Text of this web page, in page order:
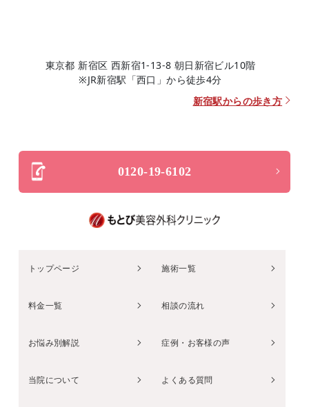
東京都 新宿区 西新宿1-13-8 朝日新宿ビル10階
※JR新宿駅「西口」から徒歩4分
新宿駅からの歩き方
0120-19-6102
トップページ 施術一覧
料金一覧 相談の流れ
お悩み別解説 症例・お客様の声
当院について よくある質問